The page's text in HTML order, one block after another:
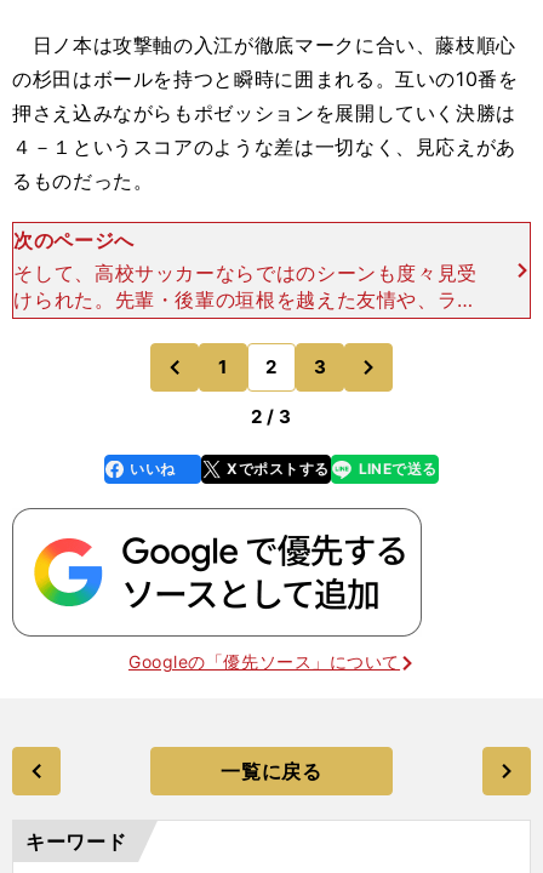
日ノ本は攻撃軸の入江が徹底マークに合い、藤枝順心
の杉田はボールを持つと瞬時に囲まれる。互いの10番を
押さえ込みながらもポゼッションを展開していく決勝は
４－１というスコアのような差は一切なく、見応えがあ
るものだった。
次のページへ
そして、高校サッカーならではのシーンも度々見受
けられた。先輩・後輩の垣根を越えた友情や、ラス
トゲームとなる選手たち、ケガをして出場できない
選手、スタンドで声援を送る仲間たちの想い。それ
を真正面からサッ
前
のページへ
1 2 3
2 / 3
faceboo
k
いいね Xでポストする
line LINEで送る
Googleの「優先ソース」について
一覧に戻る
キーワード